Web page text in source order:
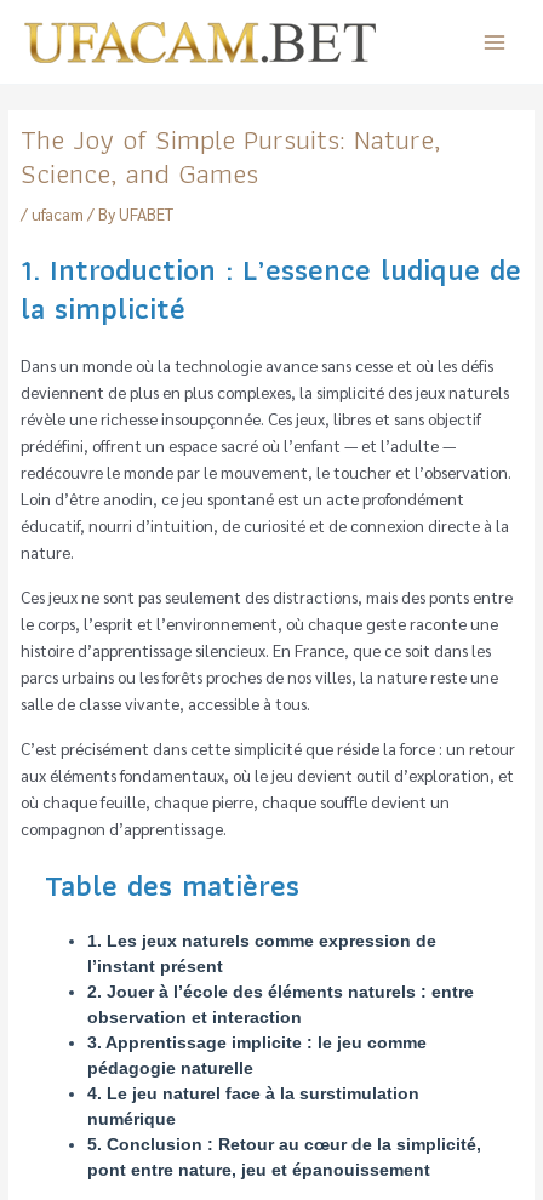
content
Main
The Joy of Simple Pursuits: Nature,
Science, and Games
/ufacam / ByUFABET
1. Introduction : L’essence ludique de
la simplicité
Dans un monde où la technologie avance sans cesse et où les défis
deviennent de plus en plus complexes, la simplicité des jeux naturels
révèle une richesse insoupçonnée. Ces jeux, libres et sans objectif
prédéfini, offrent un espace sacré où l’enfant — et l’adulte —
redécouvre le monde par le mouvement, le toucher et l’observation.
Loin d’être anodin, ce jeu spontané est un acte profondément
éducatif, nourri d’intuition, de curiosité et de connexion directe à la
nature.
Ces jeux ne sont pas seulement des distractions, mais des ponts entre
le corps, l’esprit et l’environnement, où chaque geste raconte une
histoire d’apprentissage silencieux. En France, que ce soit dans les
parcs urbains ou les forêts proches de nos villes, la nature reste une
salle de classe vivante, accessible à tous.
C’est précisément dans cette simplicité que réside la force : un retour
aux éléments fondamentaux, où le jeu devient outil d’exploration, et
où chaque feuille, chaque pierre, chaque souffle devient un
compagnon d’apprentissage.
Table des matières
1. Les jeux naturels comme expression de
l’instant présent
2. Jouer à l’école des éléments naturels : entre
observation et interaction
3. Apprentissage implicite : le jeu comme
pédagogie naturelle
4. Le jeu naturel face à la surstimulation
numérique
5. Conclusion : Retour au cœur de la simplicité,
pont entre nature, jeu et épanouissement